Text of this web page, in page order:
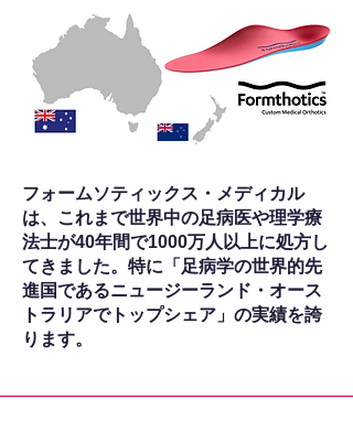
フォームソティックス・メディカル
は、これまで世界中の足病医や理学療
法士が40年間で1000万人以上に処方し
てきました。特に「足病学の世界的先
進国であるニュージーランド・オース
トラリアでトップシェア」の実績を誇
ります。